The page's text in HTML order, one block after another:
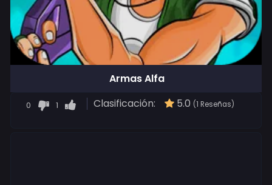
Armas Alfa
0 1 Clasificación: 5.0 (1 Reseñas)